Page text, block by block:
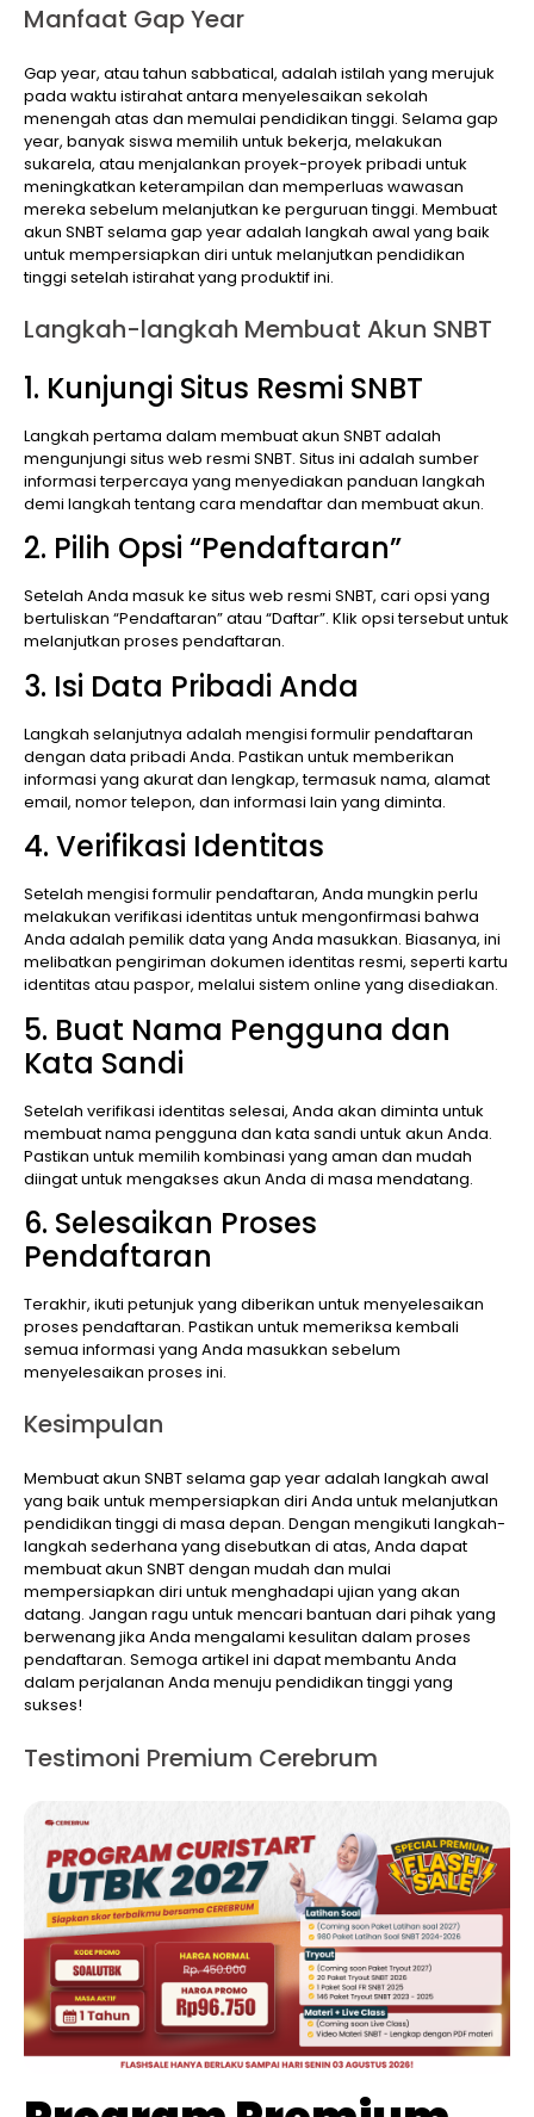
Manfaat Gap Year
Gap year, atau tahun sabbatical, adalah istilah yang merujuk
pada waktu istirahat antara menyelesaikan sekolah
menengah atas dan memulai pendidikan tinggi. Selama gap
year, banyak siswa memilih untuk bekerja, melakukan
sukarela, atau menjalankan proyek-proyek pribadi untuk
meningkatkan keterampilan dan memperluas wawasan
mereka sebelum melanjutkan ke perguruan tinggi. Membuat
akun SNBT selama gap year adalah langkah awal yang baik
untuk mempersiapkan diri untuk melanjutkan pendidikan
tinggi setelah istirahat yang produktif ini.
Langkah-langkah Membuat Akun SNBT
1. Kunjungi Situs Resmi SNBT
Langkah pertama dalam membuat akun SNBT adalah
mengunjungi situs web resmi SNBT. Situs ini adalah sumber
informasi terpercaya yang menyediakan panduan langkah
demi langkah tentang cara mendaftar dan membuat akun.
2. Pilih Opsi “Pendaftaran”
Setelah Anda masuk ke situs web resmi SNBT, cari opsi yang
bertuliskan “Pendaftaran” atau “Daftar”. Klik opsi tersebut untuk
melanjutkan proses pendaftaran.
3. Isi Data Pribadi Anda
Langkah selanjutnya adalah mengisi formulir pendaftaran
dengan data pribadi Anda. Pastikan untuk memberikan
informasi yang akurat dan lengkap, termasuk nama, alamat
email, nomor telepon, dan informasi lain yang diminta.
4. Verifikasi Identitas
Setelah mengisi formulir pendaftaran, Anda mungkin perlu
melakukan verifikasi identitas untuk mengonfirmasi bahwa
Anda adalah pemilik data yang Anda masukkan. Biasanya, ini
melibatkan pengiriman dokumen identitas resmi, seperti kartu
identitas atau paspor, melalui sistem online yang disediakan.
5. Buat Nama Pengguna dan
Kata Sandi
Setelah verifikasi identitas selesai, Anda akan diminta untuk
membuat nama pengguna dan kata sandi untuk akun Anda.
Pastikan untuk memilih kombinasi yang aman dan mudah
diingat untuk mengakses akun Anda di masa mendatang.
6. Selesaikan Proses
Pendaftaran
Terakhir, ikuti petunjuk yang diberikan untuk menyelesaikan
proses pendaftaran. Pastikan untuk memeriksa kembali
semua informasi yang Anda masukkan sebelum
menyelesaikan proses ini.
Kesimpulan
Membuat akun SNBT selama gap year adalah langkah awal
yang baik untuk mempersiapkan diri Anda untuk melanjutkan
pendidikan tinggi di masa depan. Dengan mengikuti langkah-
langkah sederhana yang disebutkan di atas, Anda dapat
membuat akun SNBT dengan mudah dan mulai
mempersiapkan diri untuk menghadapi ujian yang akan
datang. Jangan ragu untuk mencari bantuan dari pihak yang
berwenang jika Anda mengalami kesulitan dalam proses
pendaftaran. Semoga artikel ini dapat membantu Anda
dalam perjalanan Anda menuju pendidikan tinggi yang
sukses!
Testimoni Premium Cerebrum